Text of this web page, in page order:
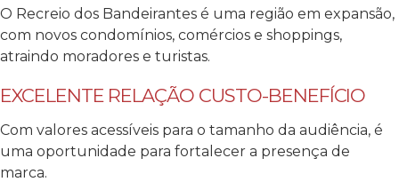
O Recreio dos Bandeirantes é uma região em expansão,
com novos condomínios, comércios e shoppings,
atraindo moradores e turistas.
EXCELENTE RELAÇÃO CUSTO-BENEFÍCIO
Com valores acessíveis para o tamanho da audiência, é
uma oportunidade para fortalecer a presença de
marca.